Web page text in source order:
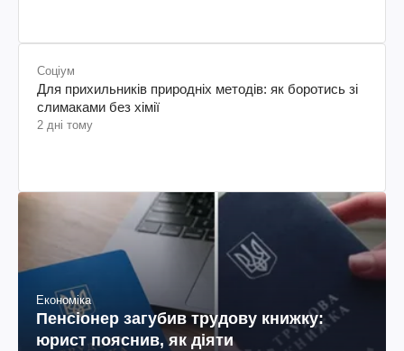
Соціум
Для прихильників природніх методів: як боротись зі
слимаками без хімії
2 дні тому
Економіка
Пенсіонер загубив трудову книжку:
юрист пояснив, як діяти